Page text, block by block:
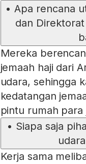
• Apa rencana
dan
Mereka
jemaah haji dari
udara, sehingga
kedatangan
pintu rumah para
• Siapa saja
Kerja sama